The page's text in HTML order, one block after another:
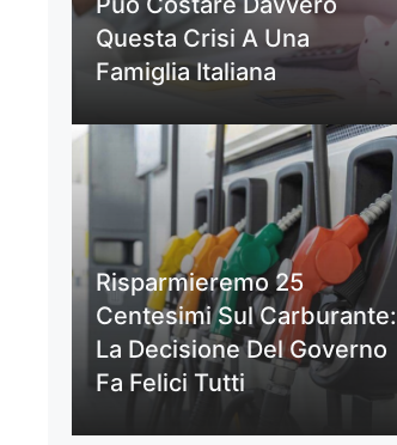
Questa Crisi A Una
Famiglia Italiana
Risparmieremo 25
Centesimi Sul Carburante:
La Decisione Del Governo
Fa Felici Tutti